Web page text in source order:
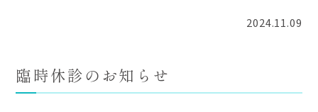
2024.11.09
臨時休診のお知らせ